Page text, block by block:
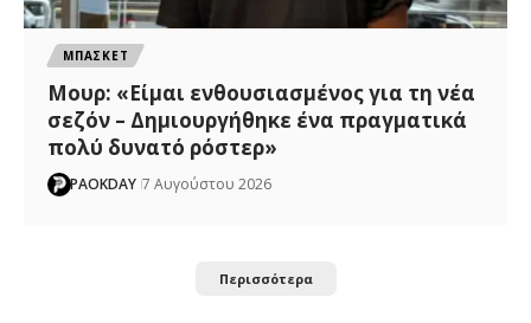
ΜΠΑΣΚΕΤ
Μουρ: «Είμαι ενθουσιασμένος για τη νέα
σεζόν – Δημιουργήθηκε ένα πραγματικά
πολύ δυνατό ρόστερ»
PAOKDAY 7 Αυγούστου 2026
Περισσότερα